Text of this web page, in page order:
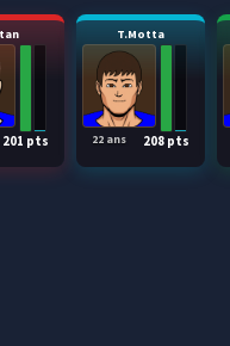
201 pts
T.Motta
208 pts
22 ans